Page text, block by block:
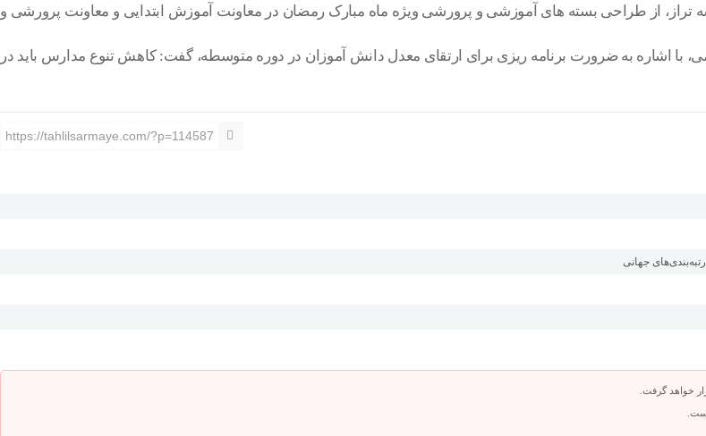
از طراحی بسته های آموزشی و پرورشی ویژه ماه مبارک رمضان در معاونت آموزش ابتدایی و معاونت پرورشی و
اشاره به ضرورت برنامه ریزی برای ارتقای معدل دانش آموزان در دوره متوسطه، گفت: کاهش تنوع مدارس باید در
https://tahlilsarmaye.com/?p=114587
خواهد گرفت.